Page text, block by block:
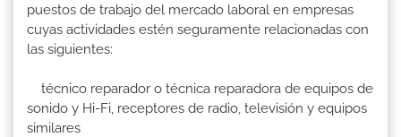
puestos de trabajo del mercado laboral en empresas
cuyas actividades estén seguramente relacionadas con
las siguientes:
técnico reparador o técnica reparadora de equipos de
sonido y Hi-Fi, receptores de radio, televisión y equipos
similares